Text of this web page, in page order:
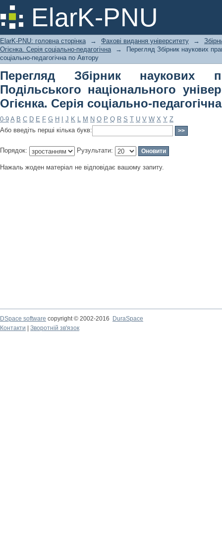
ElarK-PNU
Перегляд Збірник наукових
університету імені Івана Огієнка.
ElarK-PNU: головна сторінка → Фахові видання університету →
Огієнка. Серія соціально-педагогічна
→
Перегляд Збірник наукових
соціально-педагогічна по Автору
Перегляд Збірник наукових
Подільського національного
Огієнка. Серія соціально-
0-9 A B C D E F G H J K L M N O P Q R S T U V W X Y Z
Або введіть перші кілька букв:
Порядок: Рузультати:
Нажаль жоден матеріал не відповідає вашому запиту.
DSpace software copyright © 2002-2016
DuraSpace
Контакти
Зворотній зв'язок